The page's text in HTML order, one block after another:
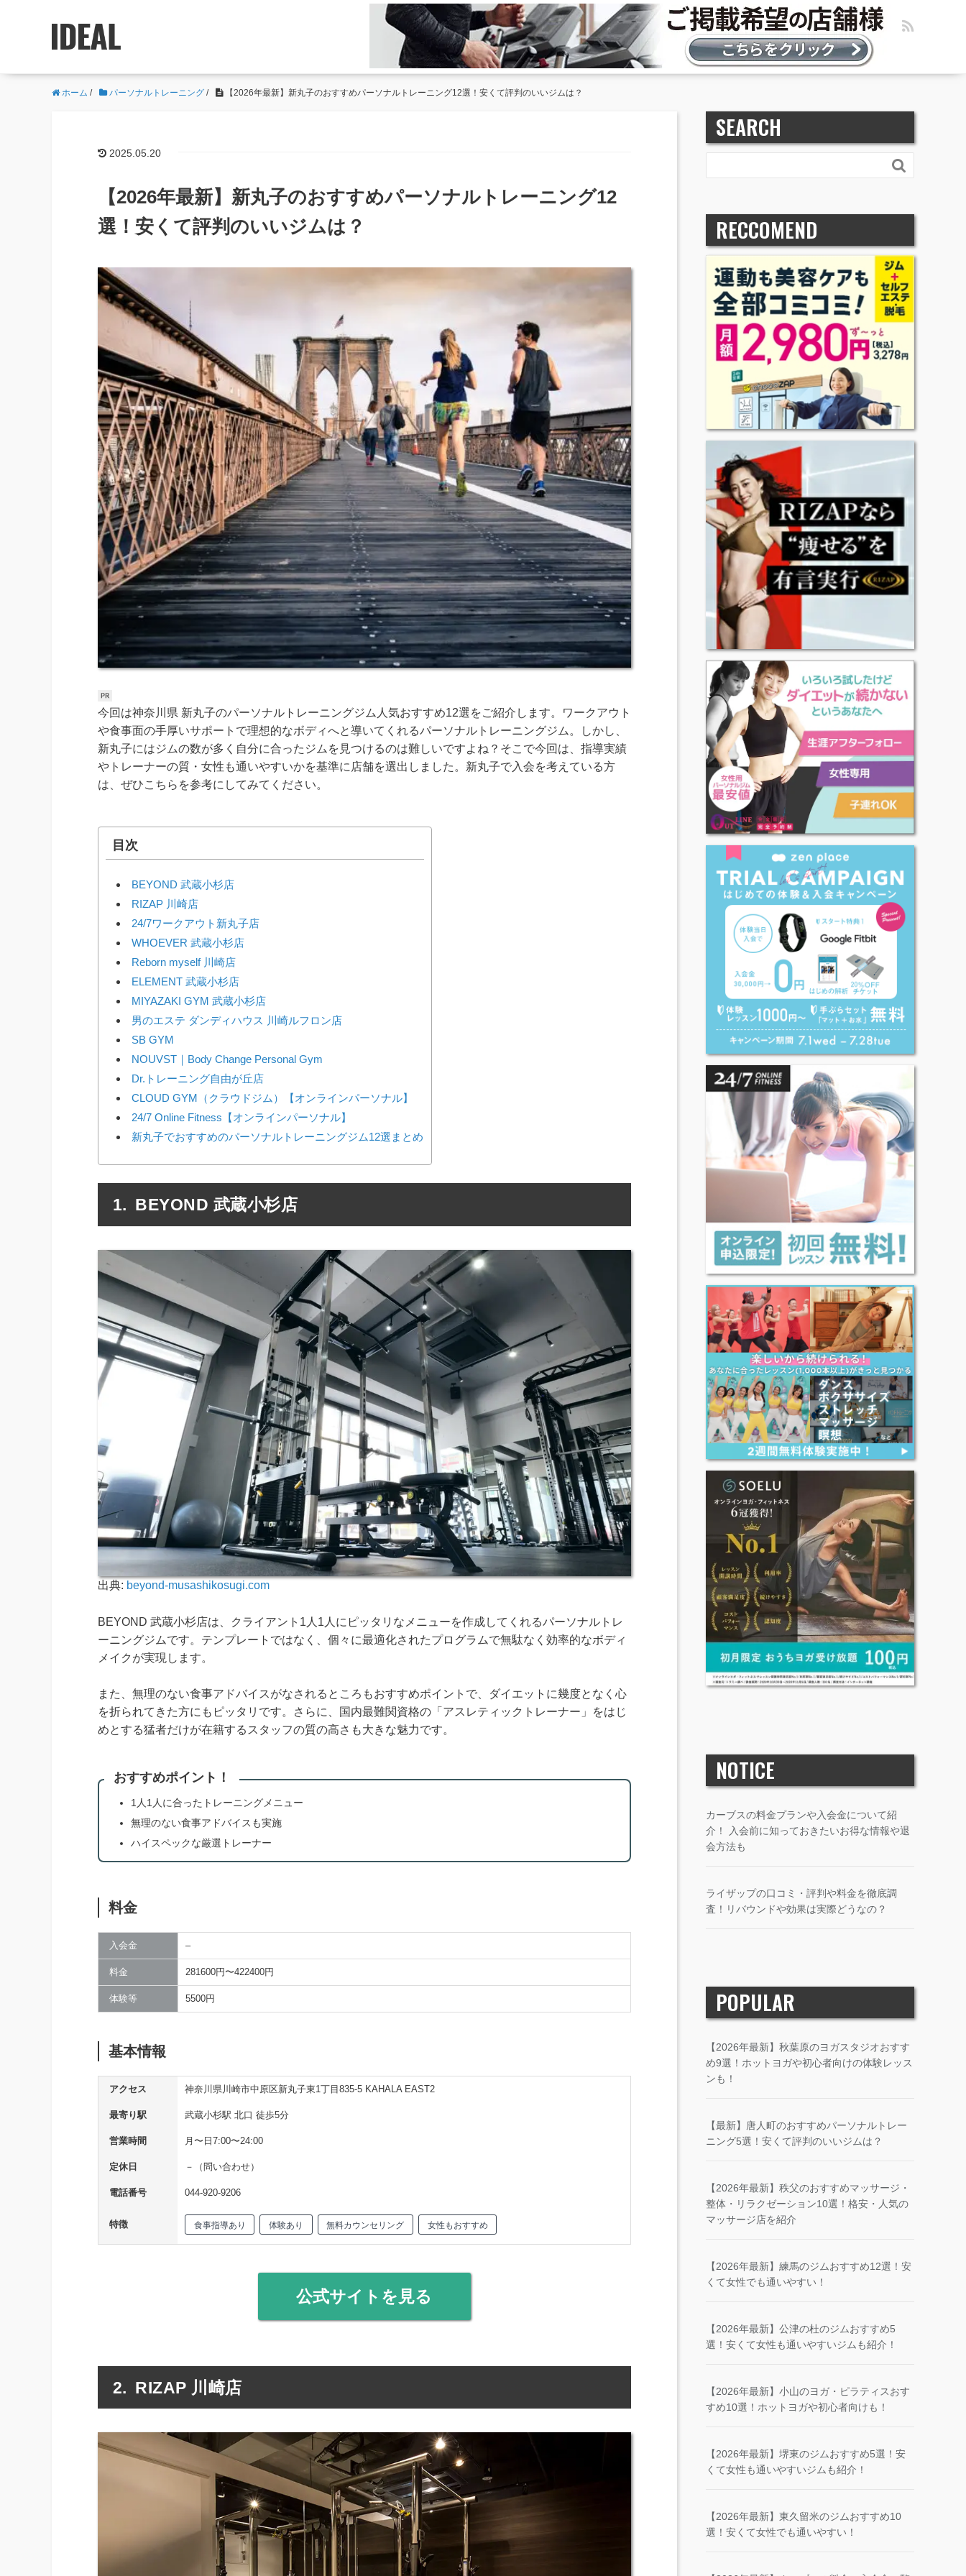
ホーム / パーソナルトレーニング / 【2026年最新】新丸子のおすすめパーソナルトレーニング12選！安くて評判のいいジムは？
2025.05.20
【2026年最新】新丸子のおすすめパーソナルトレーニング12
選！安くて評判のいいジムは？
今回は神奈川県 新丸子のパーソナルトレーニングジム人気おすすめ12選をご紹介します。ワークアウト
や食事面の手厚いサポートで理想的なボディへと導いてくれるパーソナルトレーニングジム。しかし、
新丸子にはジムの数が多く自分に合ったジムを見つけるのは難しいですよね？そこで今回は、指導実績
やトレーナーの質・女性も通いやすいかを基準に店舗を選出しました。新丸子で入会を考えている方
は、ぜひこちらを参考にしてみてください。
目次
BEYOND 武蔵小杉店
RIZAP 川崎店
24/7ワークアウト新丸子店
WHOEVER 武蔵小杉店
Reborn myself 川崎店
ELEMENT 武蔵小杉店
MIYAZAKI GYM 武蔵小杉店
男のエステ ダンディハウス 川崎ルフロン店
SB GYM
NOUVST｜Body Change Personal Gym
Dr.トレーニング自由が丘店
CLOUD GYM（クラウドジム）【オンラインパーソナル】
24/7 Online Fitness【オンラインパーソナル】
新丸子でおすすめのパーソナルトレーニングジム12選まとめ
BEYOND 武蔵小杉店
出典: beyond-musashikosugi.com
BEYOND 武蔵小杉店は、クライアント1人1人にピッタリなメニューを作成してくれるパーソナルトレ
ーニングジムです。テンプレートではなく、個々に最適化されたプログラムで無駄なく効率的なボディ
メイクが実現します。
また、無理のない食事アドバイスがなされるところもおすすめポイントで、ダイエットに幾度となく心
を折られてきた方にもピッタリです。さらに、国内最難関資格の「アスレティックトレーナー」をはじ
めとする猛者だけが在籍するスタッフの質の高さも大きな魅力です。
おすすめポイント！
1人1人に合ったトレーニングメニュー
無理のない食事アドバイスも実施
ハイスペックな厳選トレーナー
料金
入会金 –
料金 281600円〜422400円
体験等 5500円
基本情報
アクセス 神奈川県川崎市中原区新丸子東1丁目835-5 KAHALA EAST2
最寄り駅 武蔵小杉駅 北口 徒歩5分
営業時間 月〜日7:00〜24:00
定休日 －（問い合わせ）
電話番号 044-920-9206
特徴 食事指導あり 体験あり 無料カウンセリング 女性もおすすめ
公式サイトを見る
RIZAP 川崎店
SEARCH

RECCOMEND
NOTICE
カーブスの料金プランや入会金について紹
介！ 入会前に知っておきたいお得な情報や退
会方法も
ライザップの口コミ・評判や料金を徹底調
査！リバウンドや効果は実際どうなの？
POPULAR
【2026年最新】秋葉原のヨガスタジオおすす
め9選！ホットヨガや初心者向けの体験レッス
ンも！
【最新】唐人町のおすすめパーソナルトレー
ニング5選！安くて評判のいいジムは？
【2026年最新】秩父のおすすめマッサージ・
整体・リラクゼーション10選！格安・人気の
マッサージ店を紹介
【2026年最新】練馬のジムおすすめ12選！安
くて女性でも通いやすい！
【2026年最新】公津の杜のジムおすすめ5
選！安くて女性も通いやすいジムも紹介！
【2026年最新】小山のヨガ・ピラティスおす
すめ10選！ホットヨガや初心者向けも！
【2026年最新】堺東のジムおすすめ5選！安
くて女性も通いやすいジムも紹介！
【2026年最新】東久留米のジムおすすめ10
選！安くて女性でも通いやすい！